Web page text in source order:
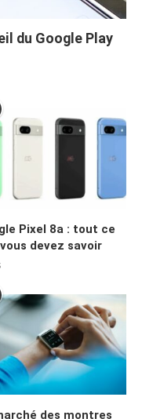
du Google Play
Pixel 8a : tout ce
devez savoir
des montres